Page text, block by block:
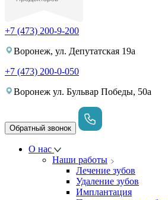
+7 (473) 200-9-200
Воронеж, ул. Депутатская 19а
+7 (473) 200-0-050
Воронеж ул. Бульвар Победы, 50а
Обратный звонок
О нас
Наши работы
Лечение зубов
Удаление зубов
Имплантация